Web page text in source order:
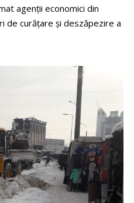
agenţii economici din
de curăţare şi deszăpezire a